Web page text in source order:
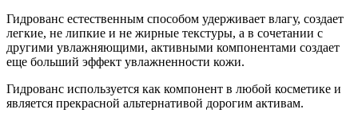
Гидрованс естественным способом удерживает влагу, создает
легкие, не липкие и не жирные текстуры, а в сочетании с
другими увлажняющими, активными компонентами создает
еще больший эффект увлажненности кожи.
Гидрованс используется как компонент в любой косметике и
является прекрасной альтернативой дорогим активам.